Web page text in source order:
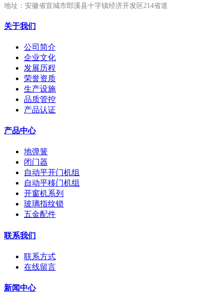
地址：安徽省宣城市郎溪县十字镇经济开发区214省道
关于我们
公司简介
企业文化
发展历程
荣誉资质
生产设施
品质管控
产品认证
产品中心
地弹簧
闭门器
自动平开门机组
自动平移门机组
开窗机系列
玻璃指纹锁
五金配件
联系我们
联系方式
在线留言
新闻中心